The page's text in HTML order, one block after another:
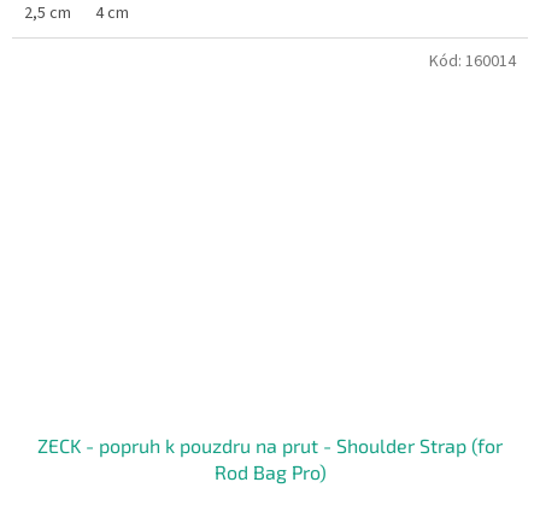
2,5 cm 4 cm
ZECK - popruh k pouzdru na prut - Shoulder Strap (for
Rod Bag Pro)
Kód: 160014